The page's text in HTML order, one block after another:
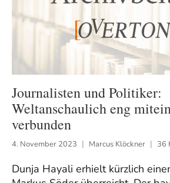
Journalisten und Politiker:
Weltanschaulich eng
verbunden
4. November 2023 Marcus Klöckner 36
Dunja Hayali erhielt kürzlich